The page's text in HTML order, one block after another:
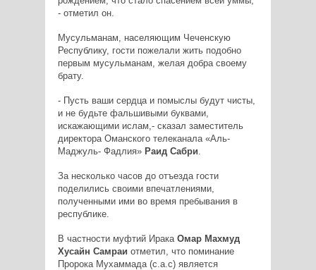
- отметил он.
Мусульманам, населяющим Чеченскую
Республику, гости пожелали жить подобно
первым мусульманам, желая добра своему
брату.
- Пусть ваши сердца и помыслы будут чисты,
и не будьте фальшивыми буквами,
искажающими ислам,- сказал заместитель
директора Оманского телеканала «Аль-
Маджуль- Фадлия» Раид Сабри
За несколько часов до отъезда гости
поделились своими впечатлениями,
полученными ими во время пребывания в
республике.
В частности муфтий Ирака Омар Махмуд
Хусайн Самраи отметил, что поминание
Пророка Мухаммада (с.а.с) является